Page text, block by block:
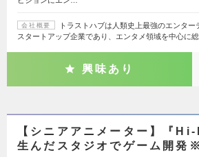
会社概要
トラストハブは人類史上最強のエンタ
スタートアップ企業であり、エンタメ領域を中心に
興味あり
【シニアアニメーター】『
生んだスタジオでゲーム開発